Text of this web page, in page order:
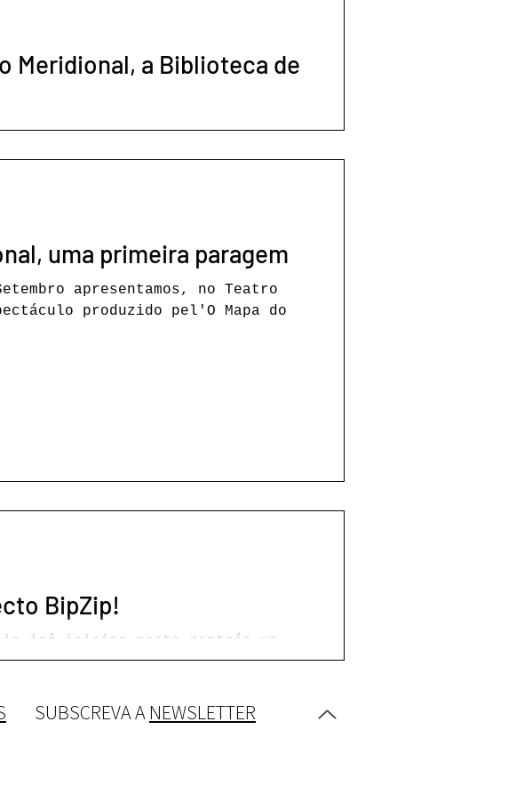
SOCIAL TEATRO
CRIAÇÃO
Meridional, a Biblioteca de
A caminho do Meridional, uma primeira paragem
apresentamos, no Teatro
produzido pel'O Mapa do
BipZip!
SUBSCREVA ANEWSLETTER